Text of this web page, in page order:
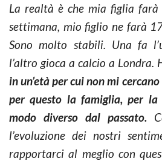
La realtà è che mia figlia
settimana, mio figlio ne farà
Sono molto stabili. Una fa
l’altro gioca a calcio a Londra.
in un’età per cui non mi
per questo la famiglia, per
modo diverso dal passato.
l’evoluzione dei nostri
rapportarci al meglio con